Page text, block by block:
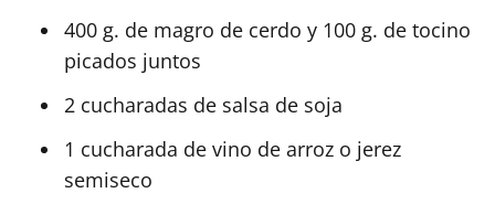
400 g. de magro de cerdo y 100 g. de tocino
picados juntos
2 cucharadas de salsa de soja
1 cucharada de vino de arroz o jerez
semiseco